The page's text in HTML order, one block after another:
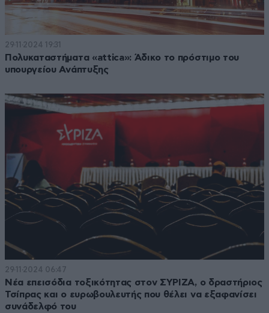
29·11·2024 19:31
Πολυκαταστήματα «attica»: Άδικο το πρόστιμο του
υπουργείου Ανάπτυξης
29·11·2024 06:47
Νέα επεισόδια τοξικότητας στον ΣΥΡΙΖΑ, ο δραστήριος
Τσίπρας και ο ευρωβουλευτής που θέλει να εξαφανίσει
συνάδελφό του